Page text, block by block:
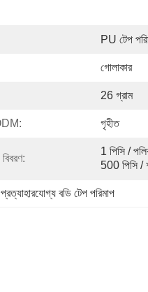
PU টেপ
গোলাকার
26 গ্রাম
গৃহীত
1 পিসি /
500 পিসি
বডি টেপ পরিমাপ